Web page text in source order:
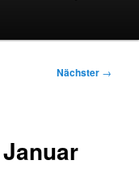
Nächster →